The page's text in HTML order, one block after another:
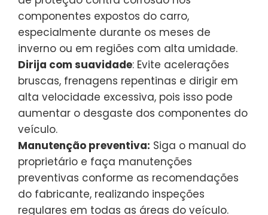
componentes expostos do carro,
especialmente durante os meses de
inverno ou em regiões com alta umidade.
Dirija com suavidade: Evite acelerações
bruscas, frenagens repentinas e dirigir em
alta velocidade excessiva, pois isso pode
aumentar o desgaste dos componentes do
veículo.
Manutenção preventiva: Siga o manual do
proprietário e faça manutenções
preventivas conforme as recomendações
do fabricante, realizando inspeções
regulares em todas as áreas do veículo.